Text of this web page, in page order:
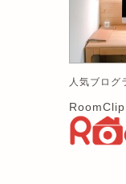
人気ブログ
RoomClip